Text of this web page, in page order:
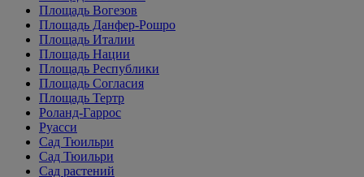
Площадь Вогезов
Площадь Данфер-Рошро
Площадь Италии
Площадь Нации
Площадь Республики
Площадь Согласия
Площадь Тертр
Роланд-Гаррос
Руасси
Сад Тюильри
Сад Тюильри
Сад растений